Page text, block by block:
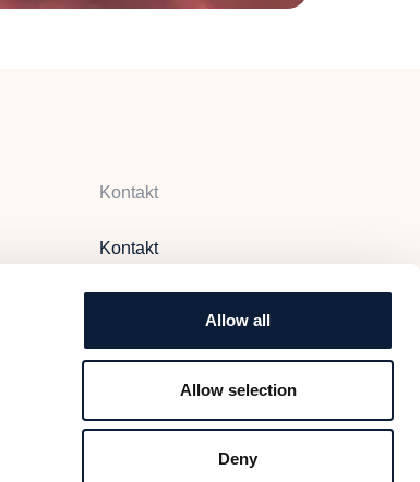
Allow all
Allow selection
Deny
Kontakt
Kontakt